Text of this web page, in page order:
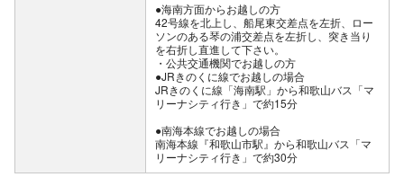
●海南方面からお越しの方
42号線を北上し、船尾東交差点を左折、ロー
ソンのある琴の浦交差点を左折し、突き当り
を右折し直進して下さい。
公共交通機関でお越しの方
●JRきのくに線でお越しの場合
JRきのくに線「海南駅」から和歌山バス「マ
リーナシティ行き」で約15分
●南海本線でお越しの場合
南海本線『和歌山市駅』から和歌山バス「マ
リーナシティ行き」で約30分